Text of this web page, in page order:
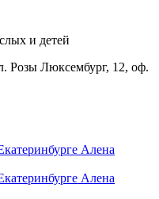
и детей
Розы Люксембург, 12, оф.